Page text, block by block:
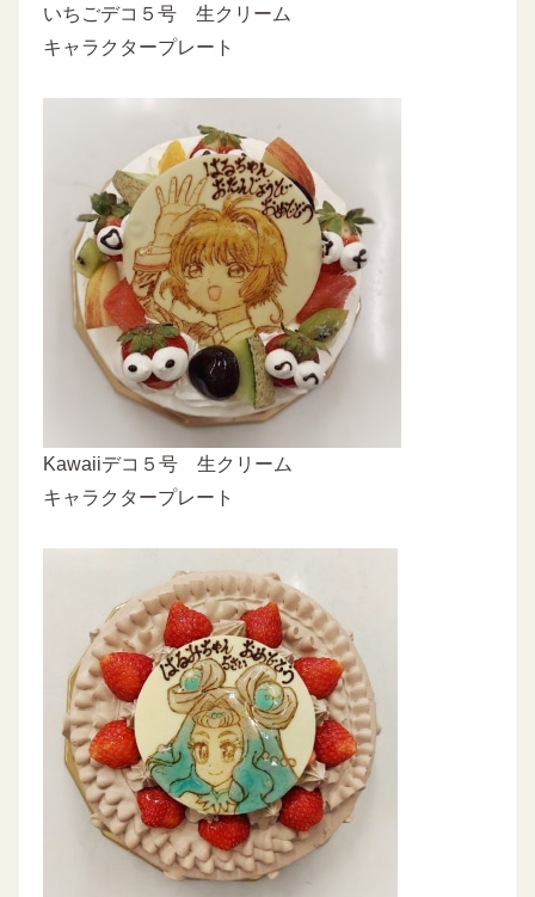
いちごデコ５号 生クリーム
キャラクタープレート
Kawaiiデコ５号 生クリーム
キャラクタープレート